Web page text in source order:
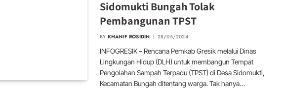
Sidomukti Bungah Tolak
Pembangunan TPST
BY KHANIF ROSIDIN 28/05/2024
INFOGRESIK – Rencana Pemkab Gresik melalui Dinas
Lingkungan Hidup (DLH) untuk membangun Tempat
Pengolahan Sampah Terpadu (TPST) di Desa Sidomukti,
Kecamatan Bungah ditentang warga. Tak hanya…